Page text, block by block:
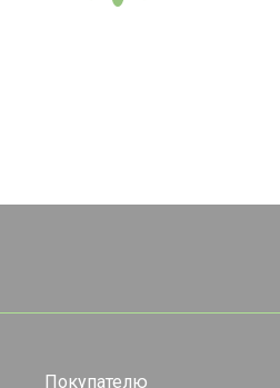
Покупателю